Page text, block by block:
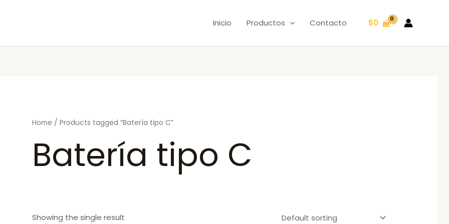
Inicio Productos Contacto $0
Home / Products tagged “Batería tipo C”
Batería tipo C
Showing the single result